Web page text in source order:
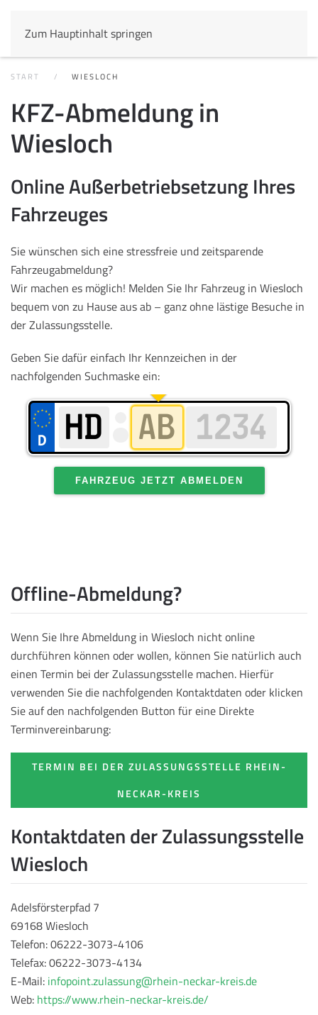
Zum Hauptinhalt springen
START WIESLOCH
KFZ-Abmeldung in
Wiesloch
Online Außerbetriebsetzung Ihres
Fahrzeuges
Sie wünschen sich eine stressfreie und zeitsparende
Fahrzeugabmeldung?
Wir machen es möglich! Melden Sie Ihr Fahrzeug in Wiesloch
bequem von zu Hause aus ab – ganz ohne lästige Besuche in
der Zulassungsstelle.
Geben Sie dafür einfach Ihr Kennzeichen in der
nachfolgenden Suchmaske ein:
FAHRZEUG JETZT ABMELDEN
Offline-Abmeldung?
Wenn Sie Ihre Abmeldung in Wiesloch nicht online
durchführen können oder wollen, können Sie natürlich auch
einen Termin bei der Zulassungsstelle machen. Hierfür
verwenden Sie die nachfolgenden Kontaktdaten oder klicken
Sie auf den nachfolgenden Button für eine Direkte
Terminvereinbarung:
TERMIN BEI DER ZULASSUNGSSTELLE RHEIN-
NECKAR-KREIS
Kontaktdaten der Zulassungsstelle
Wiesloch
Adelsförsterpfad 7
69168 Wiesloch
Telefon: 06222-3073-4106
Telefax: 06222-3073-4134
E-Mail: infopoint.zulassung@rhein-neckar-kreis.de
Web: https://www.rhein-neckar-kreis.de/